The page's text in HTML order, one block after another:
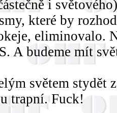
i
které by
eliminovalo.
A budeme mít
světem stydět
trapní. Fuck!